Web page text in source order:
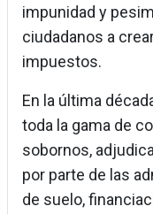
impunidad y
ciudadanos a
impuestos.
En la última
toda la gama de
sobornos,
por parte de las
de suelo,